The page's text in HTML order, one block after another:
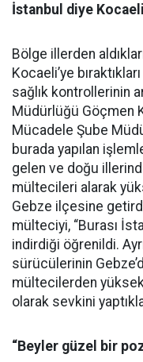
İstanbul diye
Bölge illerden
Kocaeli’ye
sağlık kontrollerinin
Müdürlüğü Göçmen
Mücadele Şube
burada yapılan
gelen ve doğu
mültecileri alarak
Gebze ilçesine
mülteciyi, “Burası
indirdiği öğrenildi.
sürücülerinin
mültecilerden
olarak sevkini
“Beyler güzel bir poz